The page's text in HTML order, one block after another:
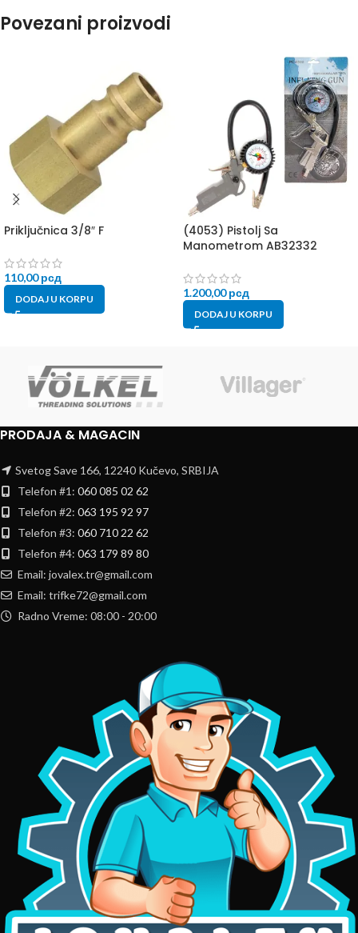
Povezani proizvodi
Priključnica 3/8″ F
110,00рсд
DODAJ U KORPU
(4053) Pistolj Sa
Manometrom AB32332
1.200,00рсд
DODAJ U KORPU
PRODAJA & MAGACIN
Svetog Save 166, 12240 Kučevo, SRBIJA
Telefon #1: 060 085 02 62
Telefon #2: 063 195 92 97
Telefon #3: 060 710 22 62
Telefon #4: 063 179 89 80
Email: jovalex.tr@gmail.com
Email: trifke72@gmail.com
Radno Vreme: 08:00 - 20:00